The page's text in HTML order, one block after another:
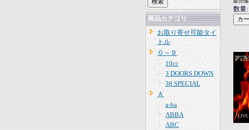
商品カテゴリ
お取り寄せ可能タイ
トル
０～９
10cc
3 DOORS DOWN
38 SPECIAL
Ａ
a-ha
ABBA
ABC
数量: